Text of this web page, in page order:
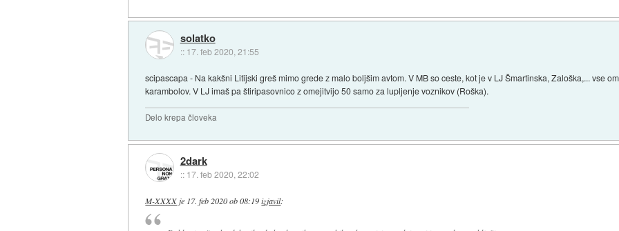
solatko
:: 17. feb 2020, 21:55
scipascapa - Na kakšni Litijski greš mimo grede z malo boljšim avtom. V MB so ceste, kot je v LJ Šmartinska, Zaloška,... vse
karambolov. V LJ imaš pa štiripasovnico z omejitvijo 50 samo za lupljenje voznikov (Roška).
Delo krepa človeka
2dark
:: 17. feb 2020, 22:02
M-XXXX je 17. feb 2020 ob 08:19 izjavil: